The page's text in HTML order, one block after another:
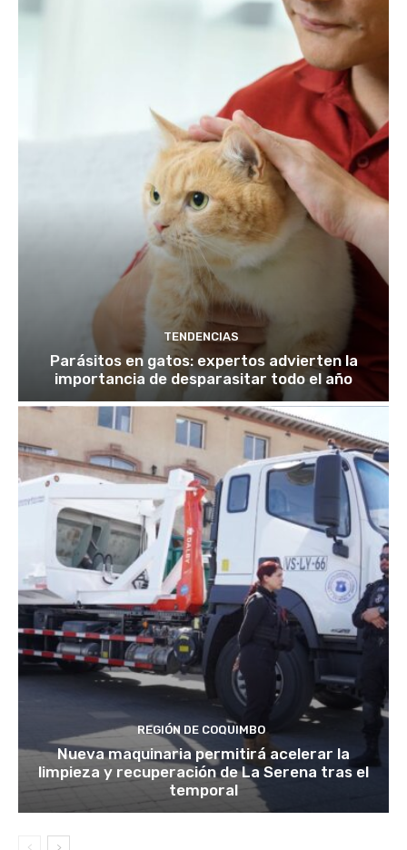
TENDENCIAS
Parásitos en gatos: expertos advierten la
importancia de desparasitar todo el año
REGIÓN DE COQUIMBO
Nueva maquinaria permitirá acelerar la
limpieza y recuperación de La Serena tras el
temporal